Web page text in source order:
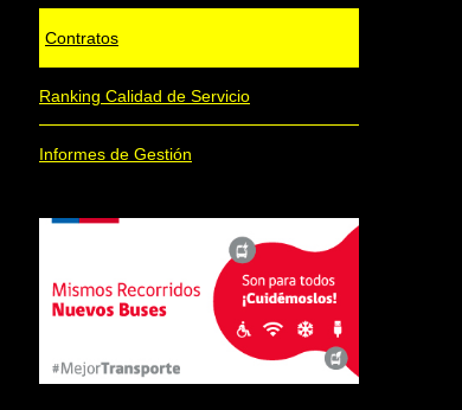
Contratos
Ranking Calidad de Servicio
Informes de Gestión